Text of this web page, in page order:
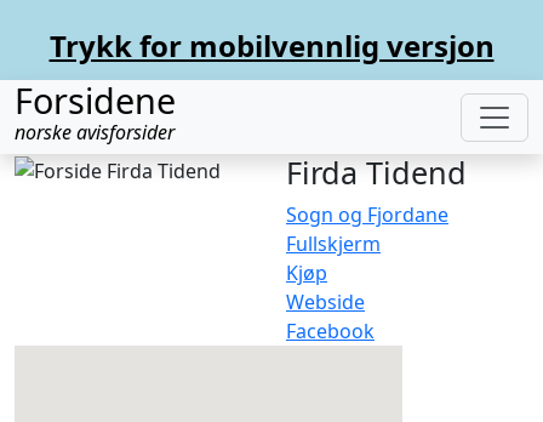
Trykk for mobilvennlig versjon
Forsidene
norske avisforsider
Firda Tidend
Sogn og Fjordane
Fullskjerm
Kjøp
Webside
Facebook